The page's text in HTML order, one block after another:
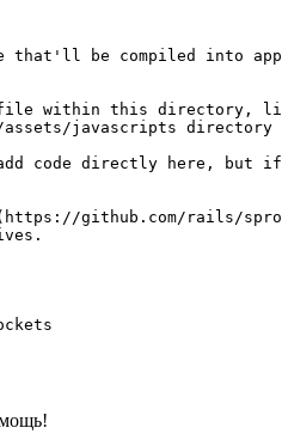
that'll be compiled into
file within this directory,
javascripts directory
code directly here, but
(https://github.com/rails/